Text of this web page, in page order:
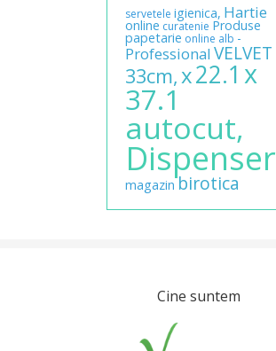
servetele igienica, Hartie
online curatenie Produse
papetarie online alb -
Professional VELVET
33cm,x22.1 x
37.1
autocut,
Dispenser
magazinbirotica
Cine suntem